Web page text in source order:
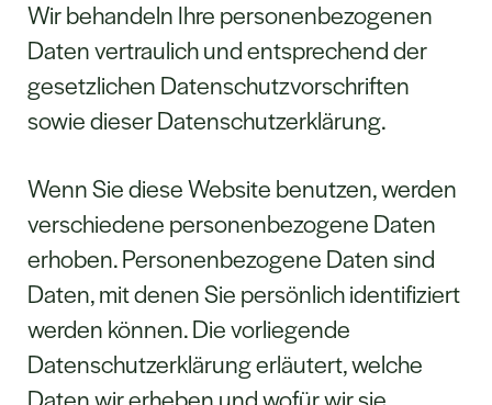
Wir behandeln Ihre personenbezogenen
Daten vertraulich und entsprechend der
gesetzlichen Datenschutzvorschriften
sowie dieser Datenschutzerklärung.
Wenn Sie diese Website benutzen, werden
verschiedene personenbezogene Daten
erhoben. Personenbezogene Daten sind
Daten, mit denen Sie persönlich identifiziert
werden können. Die vorliegende
Datenschutzerklärung erläutert, welche
Daten wir erheben und wofür wir sie